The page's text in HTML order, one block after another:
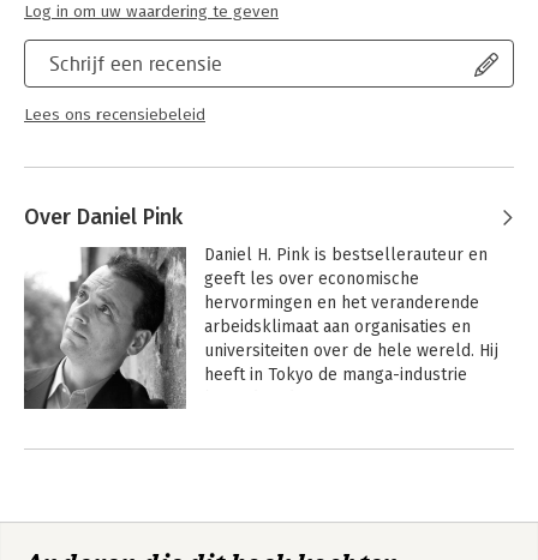
Schrijf een recensie
Lees ons recensiebeleid
Log in om uw waardering te geven
Over Daniel Pink
Daniel H. Pink is bestsellerauteur en
geeft les over economische
hervormingen en het veranderende
arbeidsklimaat aan organisaties en
universiteiten over de hele wereld. Hij
heeft in Tokyo de manga-industrie
Pink wordt beschouwd als een van de
'psychologie op de werkvloer'.
Andere boeken door Daniel Pink